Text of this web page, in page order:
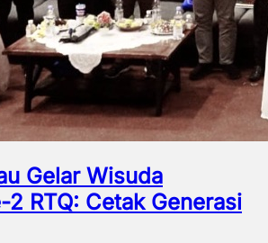
Gelar Wisuda
2 RTQ: Cetak Generasi